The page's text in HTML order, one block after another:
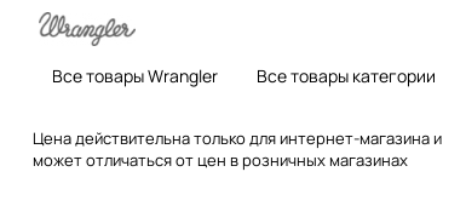
Все товары Wrangler Все товары категории
Цена действительна только для интернет-магазина и
может отличаться от цен в розничных магазинах